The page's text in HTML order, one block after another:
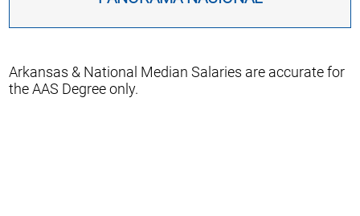
Arkansas & National Median Salaries are accurate for
the AAS Degree only.